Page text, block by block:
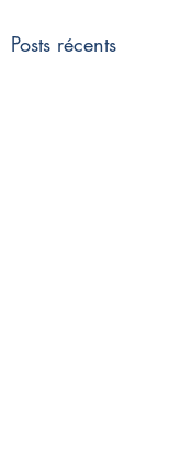
Posts récents